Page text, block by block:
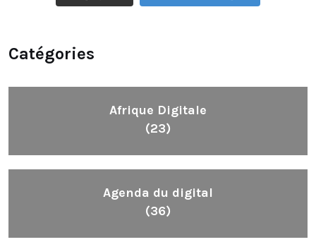
Catégories
Afrique Digitale
(23)
Agenda du digital
(36)